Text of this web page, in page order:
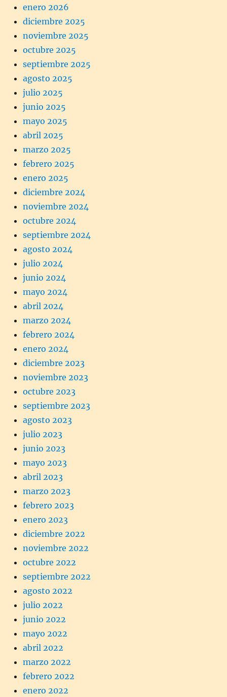
enero 2026
diciembre 2025
noviembre 2025
octubre 2025
septiembre 2025
agosto 2025
julio 2025
junio 2025
mayo 2025
abril 2025
marzo 2025
febrero 2025
enero 2025
diciembre 2024
noviembre 2024
octubre 2024
septiembre 2024
agosto 2024
julio 2024
junio 2024
mayo 2024
abril 2024
marzo 2024
febrero 2024
enero 2024
diciembre 2023
noviembre 2023
octubre 2023
septiembre 2023
agosto 2023
julio 2023
junio 2023
mayo 2023
abril 2023
marzo 2023
febrero 2023
enero 2023
diciembre 2022
noviembre 2022
octubre 2022
septiembre 2022
agosto 2022
julio 2022
junio 2022
mayo 2022
abril 2022
marzo 2022
febrero 2022
enero 2022